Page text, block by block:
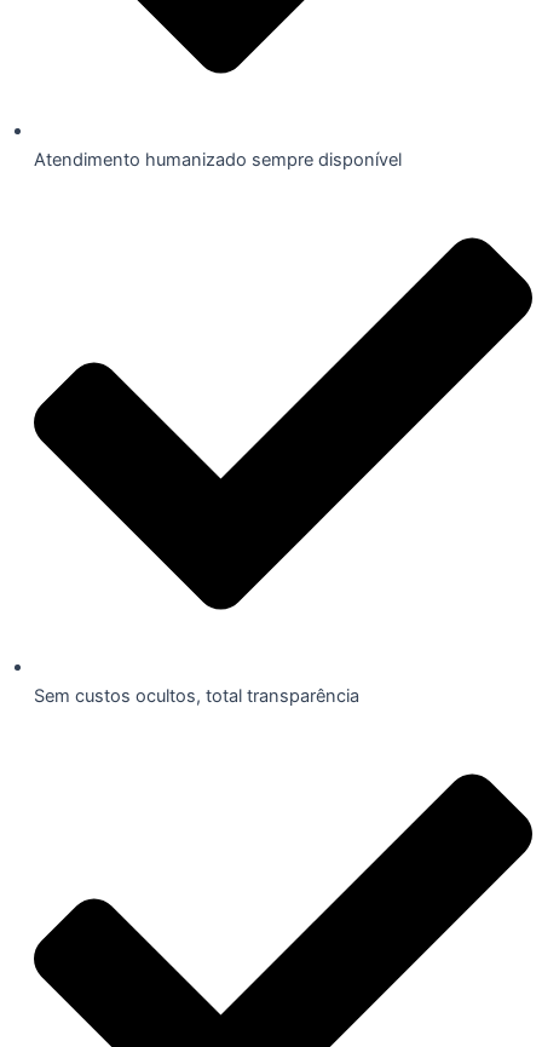
Atendimento humanizado sempre disponível
Sem custos ocultos, total transparência